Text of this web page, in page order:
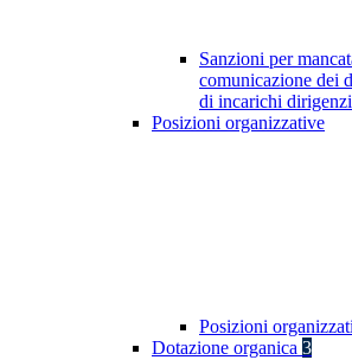
Sanzioni per
comunicazione dei
di incarichi
Posizioni organizzative
Posizioni
Dotazione organica 3